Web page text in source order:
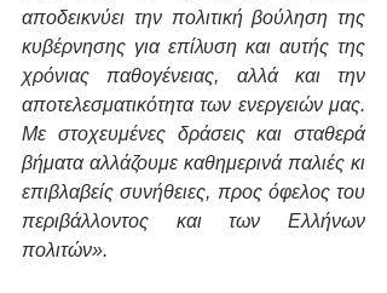
αποδεικνύει την πολιτική βούληση της
κυβέρνησης για επίλυση και αυτής της
χρόνιας παθογένειας, αλλά και την
αποτελεσματικότητα των ενεργειών μας.
Με στοχευμένες δράσεις και σταθερά
βήματα αλλάζουμε καθημερινά παλιές κι
επιβλαβείς συνήθειες, προς όφελος του
περιβάλλοντος και των Ελλήνων
πολιτών».